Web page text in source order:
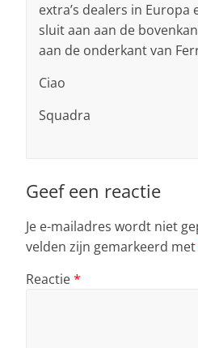
extra’s dealers in Europa
sluit aan aan de
aan de onderkant van
Ciao
Squadra
Geef een reactie
Je e-mailadres wordt niet
velden zijn gemarkeerd met
Reactie*